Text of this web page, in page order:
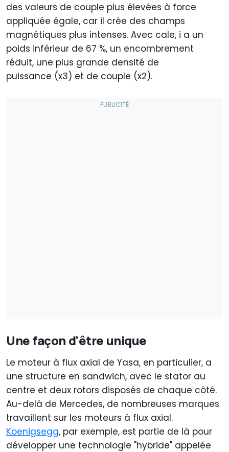
des valeurs de couple plus élevées à force
appliquée égale, car il crée des champs
magnétiques plus intenses. Avec cale, i a un
poids inférieur de 67 %, un encombrement
réduit, une plus grande densité de
puissance (x3) et de couple (x2).
Une façon d'être unique
Le moteur à flux axial de Yasa, en particulier, a
une structure en sandwich, avec le stator au
centre et deux rotors disposés de chaque côté.
Au-delà de Mercedes, de nombreuses marques
travaillent sur les moteurs à flux axial.
Koenigsegg, par exemple, est partie de là pour
développer une technologie "hybride" appelée